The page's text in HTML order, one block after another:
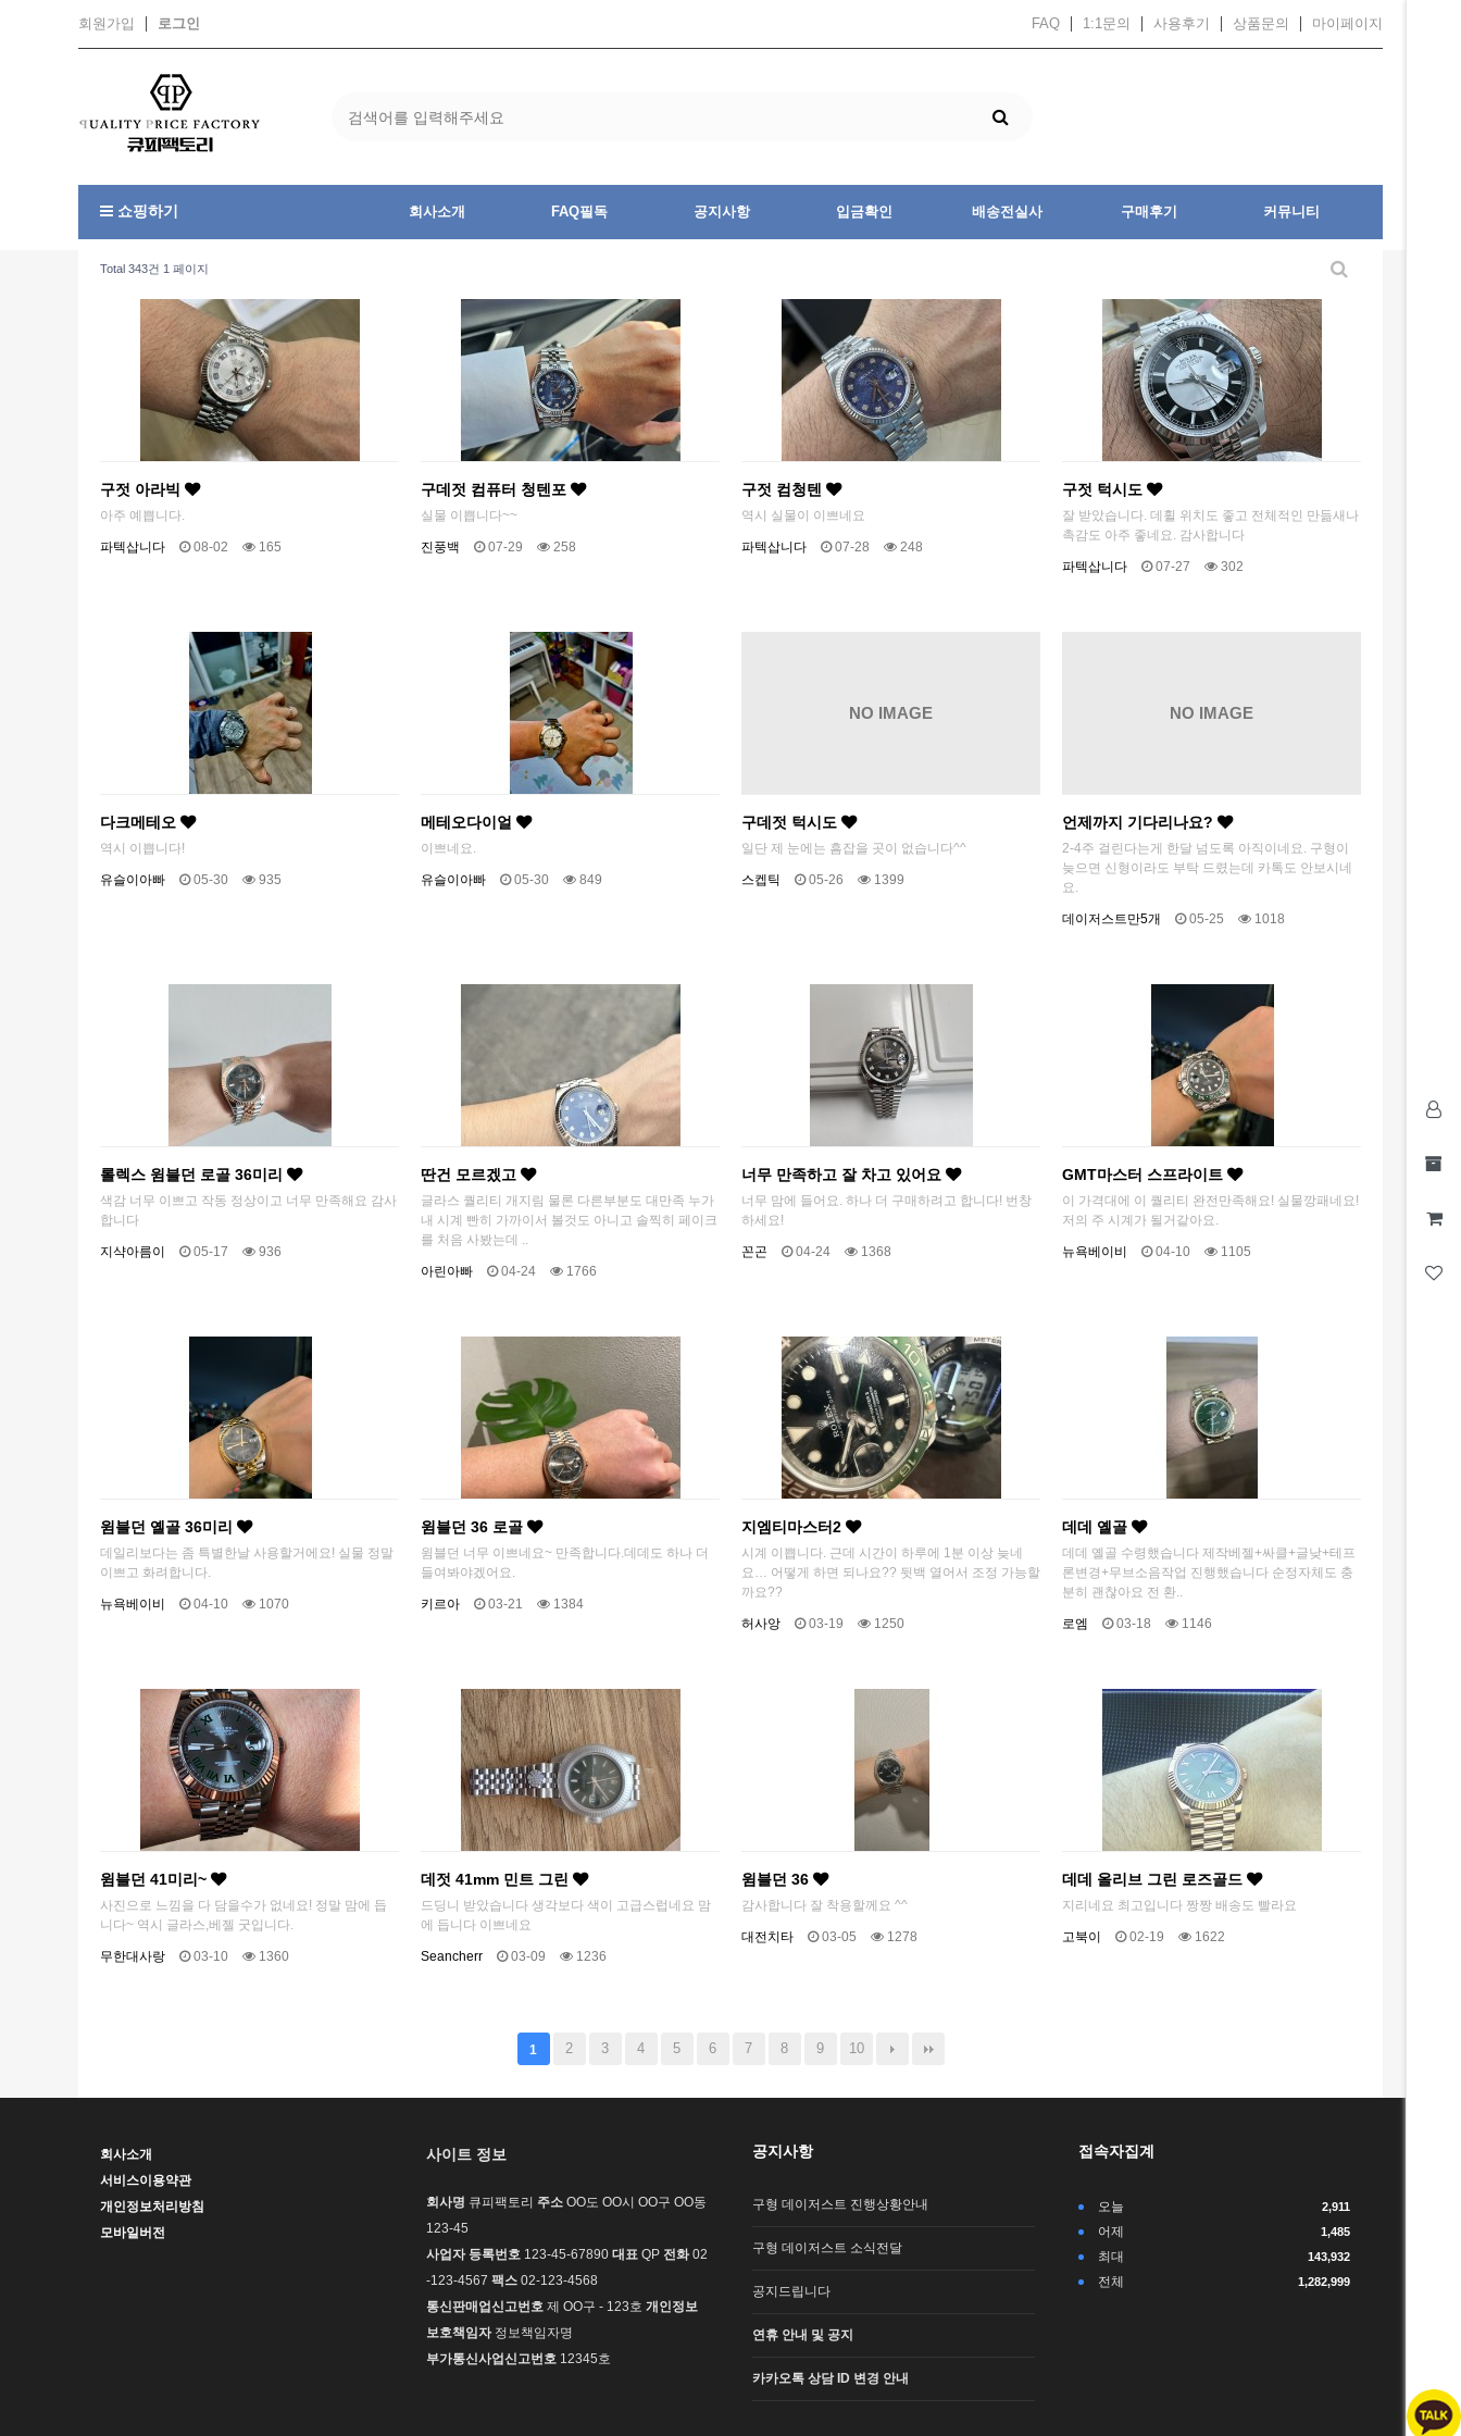
회원가입 로그인 FAQ 1:1문의 사용후기 상품문의 마이페이지
쇼핑하기 회사소개 FAQ필독 공지사항 입금확인 배송전실사 구매후기 커뮤니티
Total 343건 1 페이지
구젓 아라빅
아주 예쁩니다.
파텍삽니다 08-02 165
구데젓 컴퓨터 청텐포
실물 이쁩니다~~
진풍백 07-29 258
구젓 컴청텐
역시 실물이 이쁘네요
파텍삽니다 07-28 248
구젓 턱시도
잘 받았습니다. 데휠 위치도 좋고 전체적인 만듦새나
촉감도 아주 좋네요. 감사합니다
파텍삽니다 07-27 302
다크메테오
역시 이쁩니다!
유슬이아빠 05-30 935
메테오다이얼
이쁘네요.
유슬이아빠 05-30 849
NO IMAGE
구데젓 턱시도
일단 제 눈에는 흠잡을 곳이 없습니다^^
스켑틱 05-26 1399
NO IMAGE
언제까지 기다리나요?
2-4주 걸린다는게 한달 넘도록 아직이네요. 구형이
늦으면 신형이라도 부탁 드렸는데 카톡도 안보시네
요.
데이저스트만5개 05-25 1018
롤렉스 윔블던 로골 36미리
색감 너무 이쁘고 작동 정상이고 너무 만족해요 감사
합니다
지샥아름이 05-17 936
딴건 모르겠고
글라스 퀄리티 개지림 물론 다른부분도 대만족 누가
내 시계 빤히 가까이서 볼것도 아니고 솔찍히 페이크
를 처음 사봤는데 ..
아린아빠 04-24 1766
너무 만족하고 잘 차고 있어요
너무 맘에 들어요. 하나 더 구매하려고 합니다! 번창
하세요!
꼰곤 04-24 1368
GMT마스터 스프라이트
이 가격대에 이 퀄리티 완전만족해요! 실물깡패네요!
저의 주 시계가 될거같아요.
뉴욕베이비 04-10 1105
윔블던 옐골 36미리
데일리보다는 좀 특별한날 사용할거에요! 실물 정말
이쁘고 화려합니다.
뉴욕베이비 04-10 1070
윔블던 36 로골
윔블던 너무 이쁘네요~ 만족합니다.데데도 하나 더
들여봐야겠어요.
키르아 03-21 1384
지엠티마스터2
시계 이쁩니다. 근데 시간이 하루에 1분 이상 늦네
요… 어떻게 하면 되나요?? 뒷백 열어서 조정 가능할
까요??
허사앙 03-19 1250
데데 옐골
데데 옐골 수령했습니다 제작베젤+싸클+글낮+테프
론변경+무브소음작업 진행했습니다 순정자체도 충
분히 괜찮아요 전 환..
로엠 03-18 1146
윔블던 41미리~
사진으로 느낌을 다 담을수가 없네요! 정말 맘에 듭
니다~ 역시 글라스,베젤 굿입니다.
무한대사랑 03-10 1360
데젓 41mm 민트 그린
드딩니 받았습니다 생각보다 색이 고급스럽네요 맘
에 듭니다 이쁘네요
Seancherr 03-09 1236
윔블던 36
감사합니다 잘 착용할께요 ^^
대전치타 03-05 1278
데데 올리브 그린 로즈골드
지리네요 최고입니다 짱짱 배송도 빨라요
고북이 02-19 1622
1 2 3 4 5 6 7 8 9 10
회사소개
서비스이용약관
개인정보처리방침
모바일버전
사이트 정보
회사명 큐피팩토리 주소 OO도 OO시 OO구 OO동
123-45
사업자 등록번호 123-45-67890 대표 QP 전화02
-123-4567 팩스 02-123-4568
통신판매업신고번호 제 OO구 - 123호 개인정보
보호책임자정보책임자명
부가통신사업신고번호 12345호
공지사항
구형 데이저스트 진행상황안내
구형 데이저스트 소식전달
공지드립니다
연휴 안내 및 공지
카카오톡 상담 ID 변경 안내
접속자집계
오늘 2,911
어제 1,485
최대 143,932
전체 1,282,999